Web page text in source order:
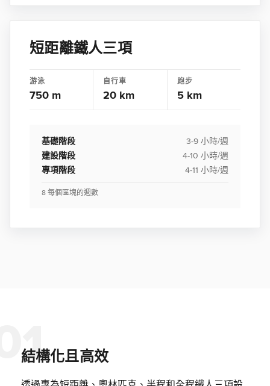
短距離鐵人三項
游泳
750 m
自行車
20 km
跑步
5 km
基礎階段
3-9 小時/週
建設階段
4-10 小時/週
專項階段
4-11 小時/週
8 每個區塊的週數
結構化且高效